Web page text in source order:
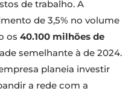
de trabalho. A
de 3,5% no volume
os 40.100 milhões de
semelhante à de 2024.
planeia investir
a rede com a